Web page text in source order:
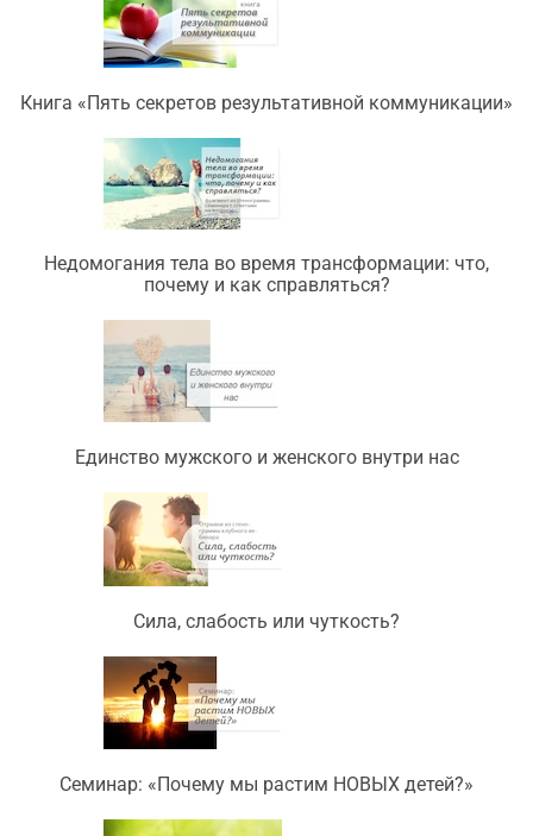
Книга «Пять секретов результативной коммуникации»
Недомогания тела во время трансформации: что,
почему и как справляться?
Единство мужского и женского внутри нас
Сила, слабость или чуткость?
Семинар: «Почему мы растим НОВЫХ детей?»